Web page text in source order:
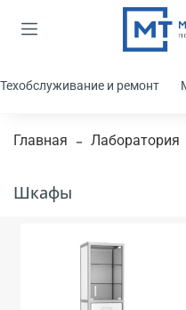
Техобслуживание и ремонт
Главная Лаборатория
Шкафы